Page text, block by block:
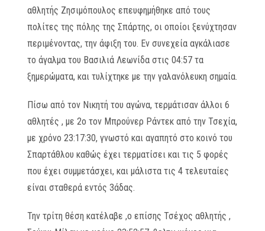
αθλητής Ζησιμόπουλος επευφημήθηκε από τους
πολίτες της πόλης της Σπάρτης, οι οποίοι ξενύχτησαν
περιμένοντας, την άφιξη του. Εν συνεχεία αγκάλιασε
το άγαλμα του Βασιλιά Λεωνίδα στις 04:57 τα
ξημερώματα, και τυλίχτηκε με την γαλανόλευκη σημαία.
Πίσω από τον Νικητή του αγώνα, τερμάτισαν άλλοι 6
αθλητές , με 2ο τον Μπρούνερ Ράντεκ από την Τσεχία,
με χρόνο 23:17:30, γνωστό και αγαπητό στο κοινό του
Σπαρτάθλου καθώς έχει τερματίσει και τις 5 φορές
που έχει συμμετάσχει, και μάλιστα τις 4 τελευταίες
είναι σταθερά εντός 3άδας.
Την τρίτη θέση κατέλαβε ,ο επίσης Τσέχος αθλητής ,